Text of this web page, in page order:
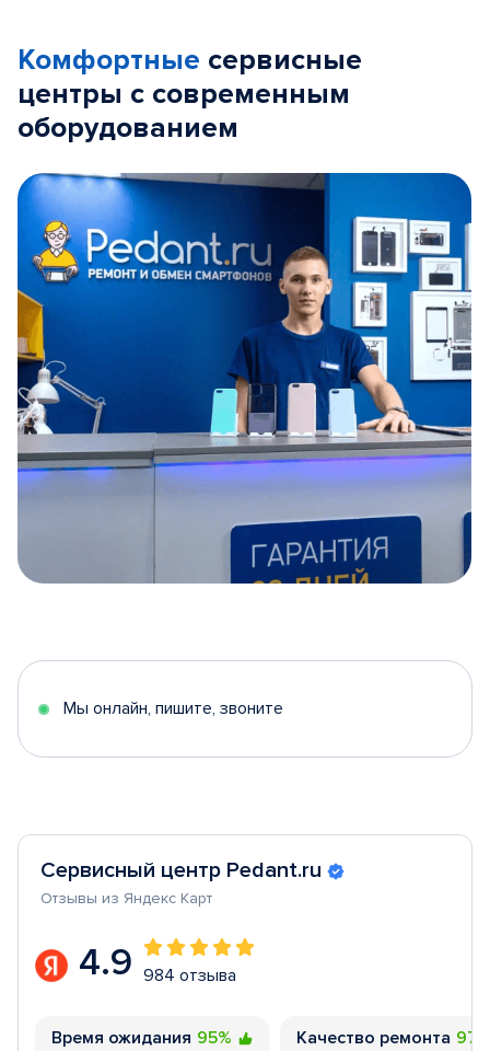
Комфортные сервисные
центры с современным
оборудованием
5
Мы онлайн, пишите, звоните
Сервисный центр Pedant.ru
Отзывы из Яндекс Карт
4.9 984 отзыва
Время ожидания 95% Качество ремонта